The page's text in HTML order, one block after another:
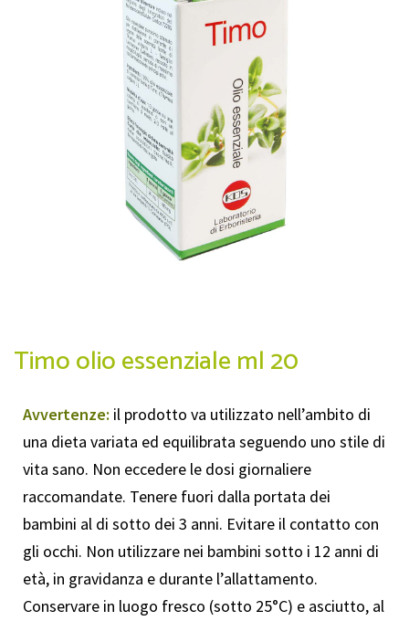
Timo olio essenziale ml 20
Avvertenze: il prodotto va utilizzato nell’ambito di
una dieta variata ed equilibrata seguendo uno stile di
vita sano. Non eccedere le dosi giornaliere
raccomandate. Tenere fuori dalla portata dei
bambini al di sotto dei 3 anni. Evitare il contatto con
gli occhi. Non utilizzare nei bambini sotto i 12 anni di
età, in gravidanza e durante l’allattamento.
Conservare in luogo fresco (sotto 25°C) e asciutto, al